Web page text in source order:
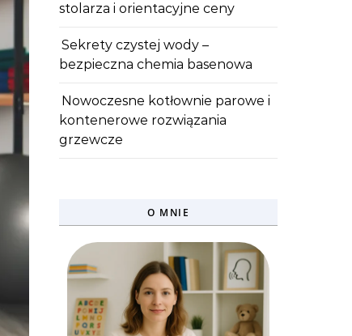
stolarza i orientacyjne ceny
Sekrety czystej wody –
bezpieczna chemia basenowa
Nowoczesne kotłownie parowe i
kontenerowe rozwiązania
grzewcze
O MNIE